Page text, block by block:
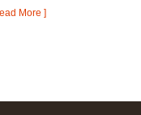
More ]